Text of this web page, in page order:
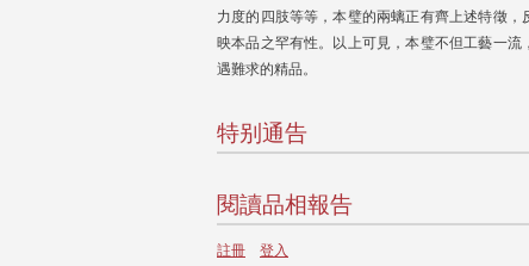
力度的四肢等等，本璧的兩螭正有齊上述特徵
映本品之罕有性。以上可見，本璧不但工藝一
遇難求的精品。
特别通告
閱讀品相報告
註冊 登入